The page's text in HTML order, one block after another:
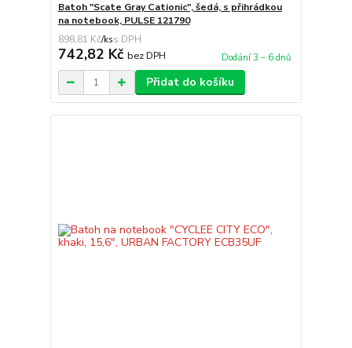
Batoh "Scate Gray Cationic", šedá, s přihrádkou
na notebook, PULSE 121790
898,81 Kč/ks
742,82 Kč bez DPH Dodání 3 – 6 dnů
Přidat do košíku